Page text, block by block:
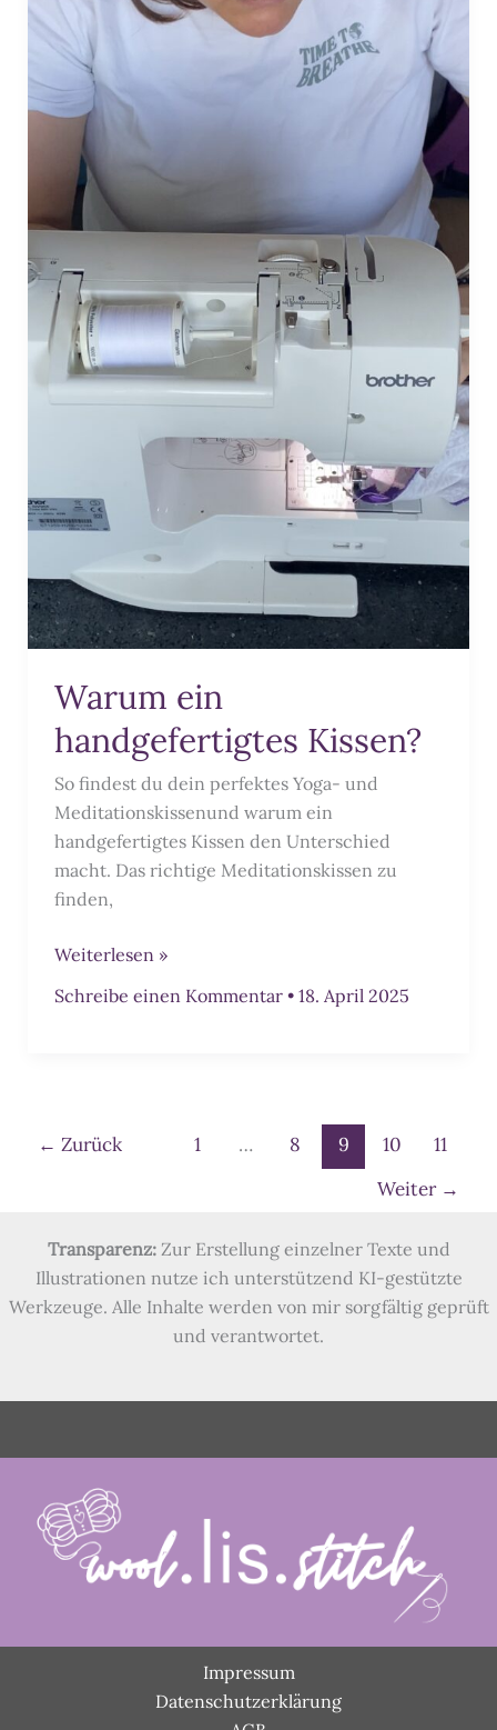
Warum ein
handgefertigtes Kissen?
So findest du dein perfektes Yoga- und
Meditationskissenund warum ein
handgefertigtes Kissen den Unterschied
macht. Das richtige Meditationskissen zu
finden,
Warum
handgefertigtes
Weiterlesen »
Schreibe einen Kommentar • 18. April 2025
← Zurück 1 … 8 9 10
11
Weiter →
Transparenz:Zur Erstellung einzelner Texte und
Illustrationen nutze ich unterstützend KI-gestützte
Werkzeuge. Alle Inhalte werden von mir sorgfältig geprüft
und verantwortet.
Impressum
Datenschutzerklärung